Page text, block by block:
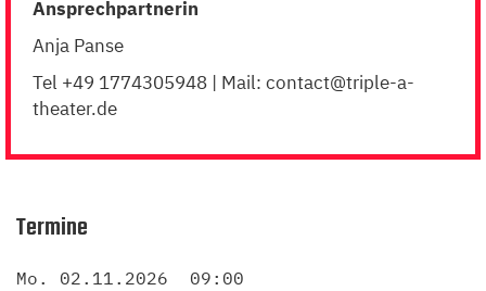
Ansprech­part­ner­in
Anja Panse
Tel +49 1774305948 | Mail: contact@​triple-​a-​
theater.​de
Termine
Mo. 02.11.2026 09:00